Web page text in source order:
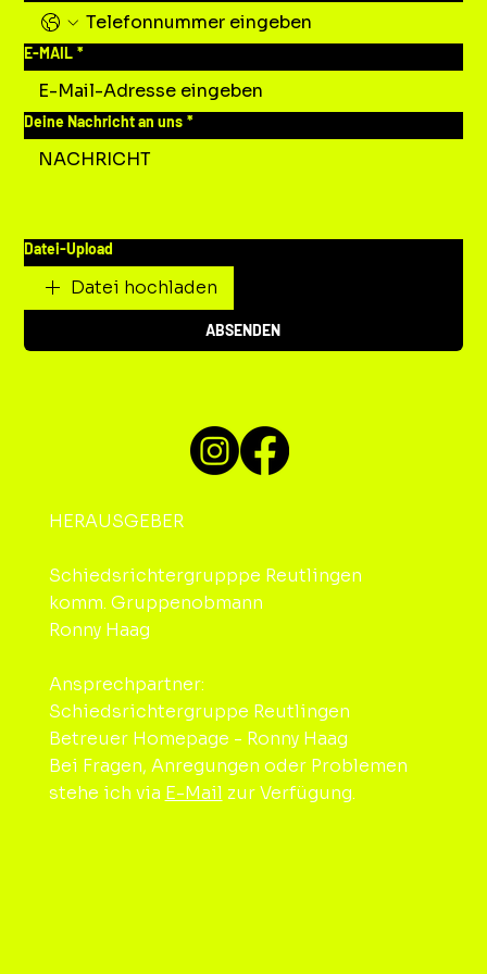
E-MAIL *
Deine Nachricht an uns *
Datei-Upload
Datei hochladen
ABSENDEN
HERAUSGEBER
Schiedsrichtergrupppe Reutlingen
komm. Gruppenobmann
Ronny Haag
Ansprechpartner:
Schiedsrichtergruppe Reutlingen
Betreuer Homepage - Ronny Haag
Bei Fragen, Anregungen oder Problemen
stehe ich via E-Mail zur Verfügung.